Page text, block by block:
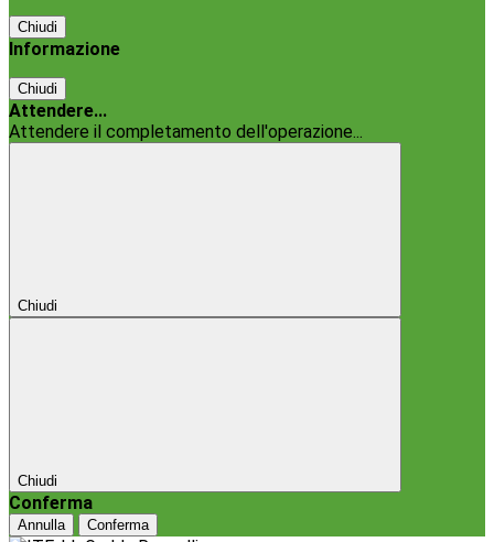
Chiudi
Informazione
Chiudi
Attendere...
Attendere il completamento dell'operazione...
Chiudi
Chiudi
Conferma
Annulla Conferma